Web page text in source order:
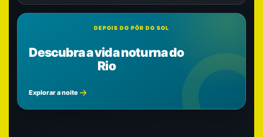
DEPOIS DO PÔR DO SOL
Descubra a vida noturna do
Rio
Explorar a noite